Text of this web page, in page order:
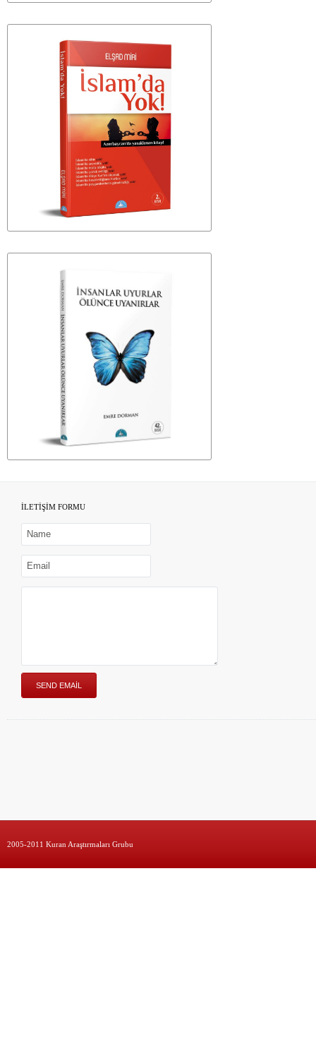
İLETİŞİM FORMU
2005-2011 Kuran Araştırmaları Grubu